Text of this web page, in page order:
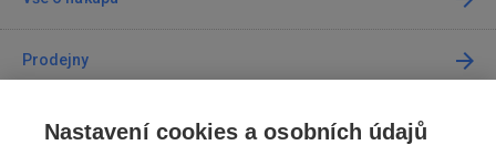
Prodejny
Kontakt
Nastavení cookies a osobních údajů